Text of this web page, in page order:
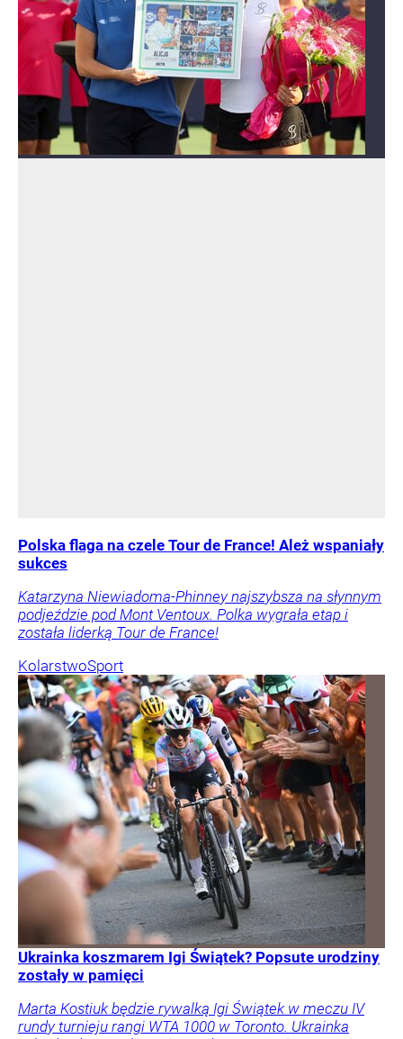
Polska flaga na czele Tour de France! Ależ wspaniały
sukces
Katarzyna Niewiadoma-Phinney najszybsza na słynnym
podjeździe pod Mont Ventoux. Polka wygrała etap i
została liderką Tour de France!
KolarstwoSport
Ukrainka koszmarem Igi Świątek? Popsute urodziny
zostały w pamięci
Marta Kostiuk będzie rywalką Igi Świątek w meczu IV
rundy turnieju rangi WTA 1000 w Toronto. Ukrainka